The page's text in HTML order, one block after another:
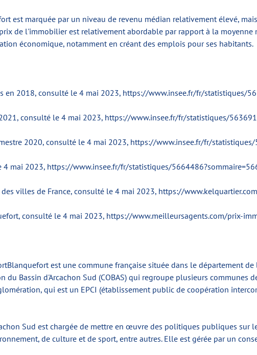
est marquée par un niveau de revenu médian relativement élevé,
de l'immobilier est relativement abordable par rapport à la
économique, notamment en créant des emplois pour ses habitants.
en 2018, consulté le 4 mai 2023, https://www.insee.fr/fr/statistiques/
consulté le 4 mai 2023, https://www.insee.fr/fr/statistiques/
2020, consulté le 4 mai 2023, https://www.insee.fr/fr/
4 mai 2023, https://www.insee.fr/fr/statistiques/
villes de France, consulté le 4 mai 2023, https://
consulté le 4 mai 2023, https://www.meilleursagents.com/prix-
est une commune française située dans le département
Bassin d'Arcachon Sud (COBAS) qui regroupe plusieurs communes
qui est un EPCI (établissement public de coopération
Sud est chargée de mettre en œuvre des politiques publiques sur
de culture et de sport, entre autres. Elle est gérée par un